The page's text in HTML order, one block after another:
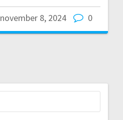
november 8, 2024 0